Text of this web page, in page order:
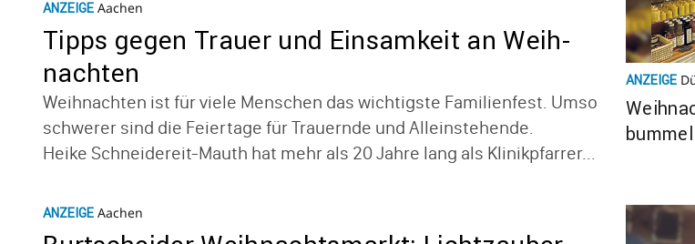
ANZEIGE Aachen
Tipps gegen Trauer und Einsam­keit an Weih­
nachten
Weih­nachten ist für viele Menschen das wich­tigste Fami­li­en­fest. Umso
schwerer sind die Feier­tage für Trau­ernde und Allein­ste­hende.
Heike Schnei­de­reit-Mauth hat mehr als 20 Jahre lang als Klinik­pfarrer...
ANZEIGE
ANZEIGE Aachen